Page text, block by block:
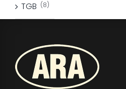
TGB (8)